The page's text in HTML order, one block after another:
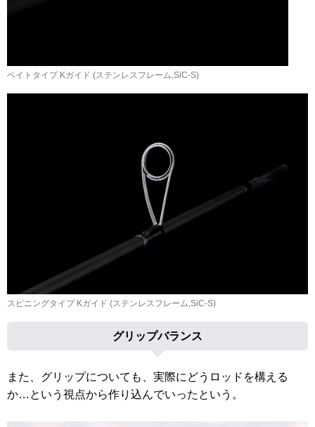
ベイトタイプ Kガイド (ステンレスフレーム,SiC-S)
スピニングタイプ Kガイド (ステンレスフレーム,SiC-S)
グリップバランス
また、グリップについても、実際にどうロッドを構える
か…という視点から作り込んでいったという。